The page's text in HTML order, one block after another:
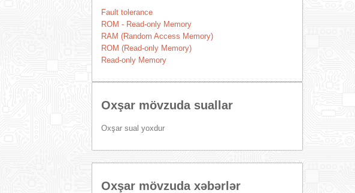
Fault tolerance
ROM - Read-only Memory
RAM (Random Access Memory)
ROM (Read-only Memory)
Read-only Memory
Oxşar mövzuda suallar
Oxşar sual yoxdur
Oxşar mövzuda xəbərlər